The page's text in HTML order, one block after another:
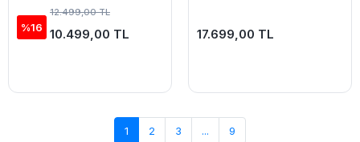
%16
12.499,00 TL
10.499,00 TL 17.699,00 TL
1 2 3 ... 9